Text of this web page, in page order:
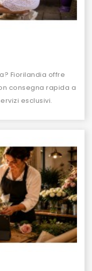
Fiorilandia offre
consegna rapida a
esclusivi.